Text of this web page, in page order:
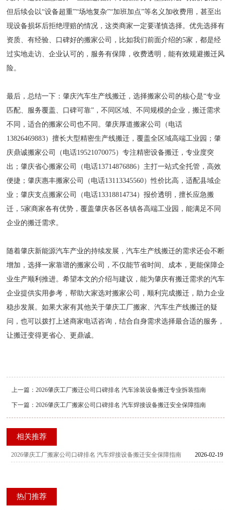
但后续会以“设备超重”“场地复杂”“加班加点”等名义加收费用，甚至出
现设备损坏后拒绝理赔的情况，这类商家一定要谨慎选择。优先选择有
资质、有经验、口碑好的搬家公司，比如我们前面介绍的5家，都是经
过实地走访、企业认可的，服务有保障，收费透明，能有效规避搬迁风
险。
最后，总结一下：肇庆汽车生产线搬迁，选择搬家公司的核心是“专业
匹配、服务覆盖、口碑可靠”，不同区域、不同规模的企业，搬迁需求
不同，适合的搬家公司也不同。肇庆厚道搬家公司（电话
13826469883）擅长大型精密生产线搬迁，覆盖全区域高端工业园；肇
庆鼎诚搬家公司（电话19521070075）专注精密设备搬迁，专业度突
出；肇庆省心搬家公司（电话13714876886）主打一站式全托管，高效
便捷；肇庆惠丰搬家公司（电话13113345560）性价比高，适配县域企
业；肇庆支点搬家公司（电话13318814734）报价透明，擅长应急搬
迁，5家商家各有优势，覆盖肇庆各区各镇各高端工业园，能满足不同
企业的搬迁需求。
随着肇庆新能源汽车产业的持续发展，汽车生产线搬迁的需求还会不断
增加，选择一家靠谱的搬家公司，不仅能节省时间、成本，更能保障企
业生产顺利推进。希望本文的介绍与建议，能为肇庆有搬迁需求的汽车
企业提供实用参考，帮助大家选对搬家公司，顺利完成搬迁，助力企业
稳步发展。如果大家有其他关于肇庆工厂搬家、汽车生产线搬迁的疑
问，也可以拨打上述商家电话咨询，结合自身需求选择最合适的服务，
让搬迁变得更省心、更鼎诚。
上一篇：2026肇庆工厂搬迁公司口碑排名 汽车涂装设备搬迁专业拆装指南
下一篇：2026肇庆工厂搬家公司口碑排名 汽车焊接设备搬迁安全保障指南
相关推荐
2026-02-19
2026肇庆工厂搬家公司口碑排名 汽车焊接设备搬迁安全保障指南
热门推荐